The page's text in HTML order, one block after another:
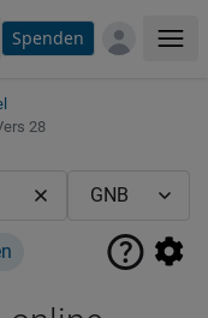
Spenden
28